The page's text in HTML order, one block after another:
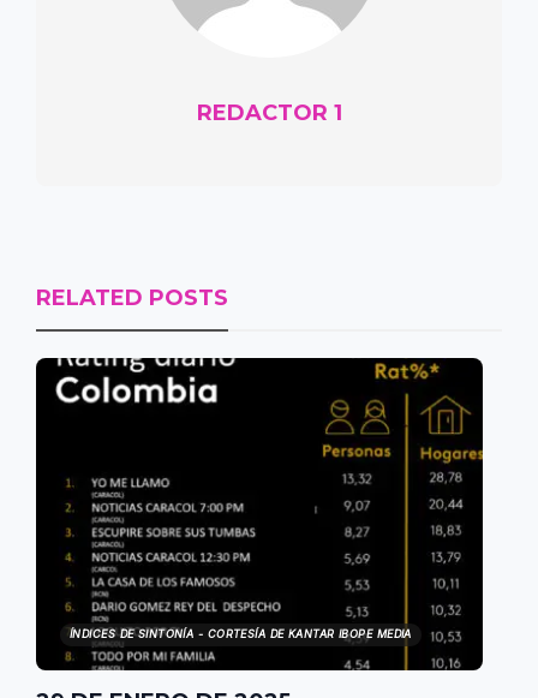
REDACTOR 1
RELATED POSTS
ÍNDICES DE SINTONÍA - CORTESÍA DE KANTAR IBOPE MEDIA